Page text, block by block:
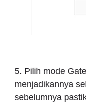
5. Pilih mode
menjadikannya
sebelumnya